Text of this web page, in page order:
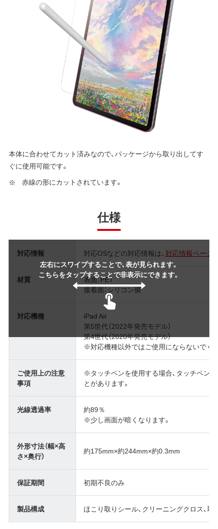
本体に合わせてカット済みなので、パッケージから取り出してす
ぐに使用可能です。
赤線の形にカットされています。
仕様
左右にスワイプすることで、表が見られます。
こちらをタップすることで非表示にできます。
対応情報 対応OSなどの対応情報は、 対応情報ページ
材質
表面：PET
接着面：シリコン膜
対応機種
iPad Air
第5世代（2022年発売モデル）
第4世代（2020年発売モデル）
※対応機種以外ではご使用にならないでく
ご使用上の注意
事項
※タッチペンを使用する場合、タッチペン
とがあります。
光線透過率
約89％
※少し画面が暗くなります。
外形寸法（幅×高
さ×奥行）
約175mm×約244mm×約0.3mm
保証期間 初期不良のみ
製品構成 ほこり取りシール、クリーニングクロス、取